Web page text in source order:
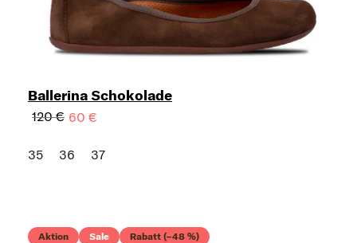
Ballerina Schokolade
120 € 60 €
35 36 37
Aktion Sale Rabatt (–48 %)